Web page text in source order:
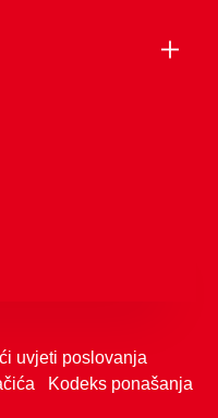
uvjeti poslovanja
Kodeks ponašanja